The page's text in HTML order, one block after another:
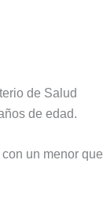
de Salud
de edad.
un menor que